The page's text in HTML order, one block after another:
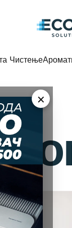
Ecotip
Чистење
×